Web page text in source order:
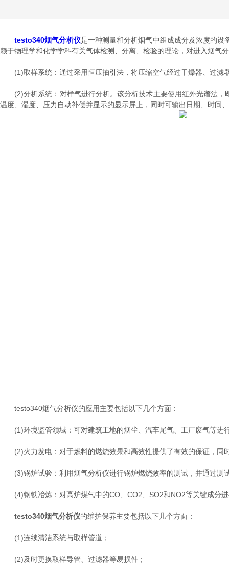
testo340烟气分析仪是一种测量和分析烟气中组成成分及浓度的
赖于物理学和化学学科有关气体检测、分离、检验的理论，对进入烟气
(1)取样系统：通过采用恒压抽引法，将压缩空气经过干燥器、过滤
(2)分析系统：对样气进行分析。该分析技术主要使用红外光谱法，
温度、湿度、压力自动补偿并显示的显示屏上，同时可输出日期、时间
testo340烟气分析仪的应用主要包括以下几个方面：
(1)环境监管领域：可对建筑工地的烟尘、汽车尾气、工厂废气等进
(2)火力发电：对于燃料的燃烧效果和高效性提供了有效的保证，同
(3)锅炉试验：利用烟气分析仪进行锅炉燃烧效率的测试，并通过测
(4)钢铁冶炼：对高炉煤气中的CO、CO2、SO2和NO2等关键成分进
testo340烟气分析仪的维护保养主要包括以下几个方面：
(1)连续清洁系统与取样管道；
(2)及时更换取样导管、过滤器等易损件；